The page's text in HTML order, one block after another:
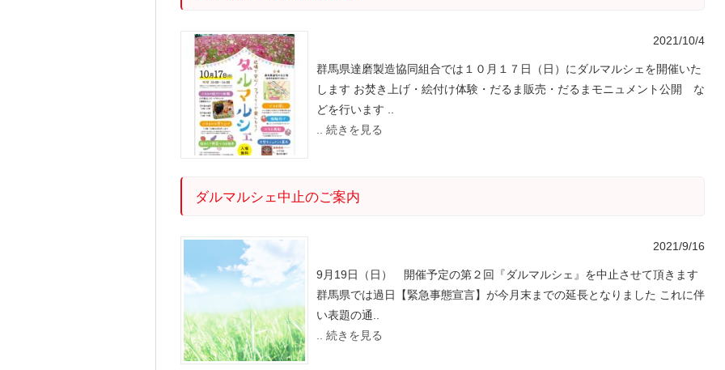
2021/10/4
群馬県達磨製造協同組合では１０月１７日（日）にダルマルシェを開催いた
します お焚き上げ・絵付け体験・だるま販売・だるまモニュメント公開 な
どを行います ..
.. 続きを見る
ダルマルシェ中止のご案内
2021/9/16
9月19日（日） 開催予定の第２回『ダルマルシェ』を中止させて頂きます
群馬県では過日【緊急事態宣言】が今月末までの延長となりました これに伴
い表題の通..
.. 続きを見る